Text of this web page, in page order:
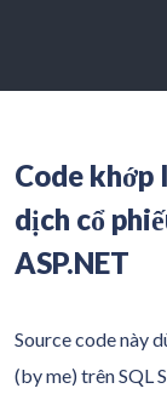
Code khớp
dịch cổ
ASP.NET
Source code này
(by me) trên SQL